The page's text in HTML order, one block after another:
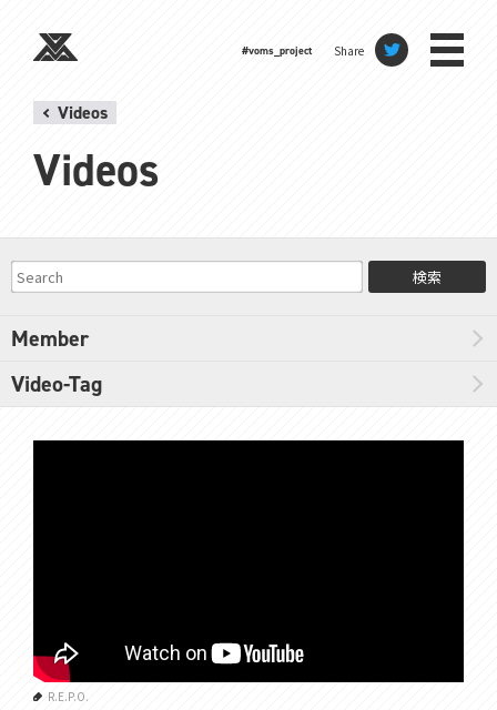
#voms_project Share
Videos
Videos
検索
Member
Video-Tag
R.E.P.O.